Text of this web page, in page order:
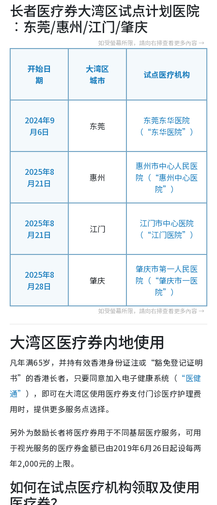
长者医疗券大湾区试点计划医院
︰东莞/惠州/江门/肇庆
开始日
期
大湾区
城市
试点医疗机构
2024年9
月6日
东莞
东莞东华医院
（“东华医院”）
2025年8
月21日
惠州
惠州市中心人民医
院（“惠州中心医
院”）
2025年8
月21日
江门
江门市中心医院
（“江门医院”）
2025年8
月28日
肇庆
肇庆市第一人民医
院（“肇庆市一医
院”）
大湾区医疗券内地使用
凡年满65岁，并持有效香港身份证注或“豁免登记证明
书”的香港长者，只要同意加入电子健康系统（ “医健
通” ），即可在大湾区使用医疗券支付门诊医疗护理费
用时，提供更多服务点选择。
另外为鼓励长者将医疗券用于不同基层医疗服务，可用
于视光服务的医疗券金额已由2019年6月26日起设每两
年2,000元的上限。
如何在试点医疗机构领取及使用